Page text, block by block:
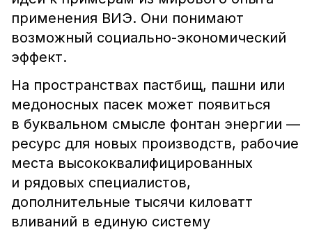
применения ВИЭ. Они понимают
возможный социально-экономический
эффект.
На пространствах пастбищ, пашни или
медоносных пасек может появиться
в буквальном смысле фонтан энергии —
ресурс для новых производств, рабочие
места высококвалифицированных
и рядовых специалистов,
дополнительные тысячи киловатт
вливаний в единую систему